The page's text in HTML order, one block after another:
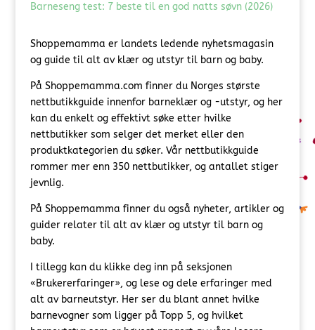
Barneseng test: 7 beste til en god natts søvn (2026)
Shoppemamma er landets ledende nyhetsmagasin
og guide til alt av klær og utstyr til barn og baby.
På Shoppemamma.com finner du Norges største
nettbutikkguide innenfor barneklær og -utstyr, og her
kan du enkelt og effektivt søke etter hvilke
nettbutikker som selger det merket eller den
produktkategorien du søker. Vår nettbutikkguide
rommer mer enn 350 nettbutikker, og antallet stiger
jevnlig.
På Shoppemamma finner du også nyheter, artikler og
guider relater til alt av klær og utstyr til barn og
baby.
I tillegg kan du klikke deg inn på seksjonen
«Brukererfaringer», og lese og dele erfaringer med
alt av barneutstyr. Her ser du blant annet hvilke
barnevogner som ligger på Topp 5, og hvilket